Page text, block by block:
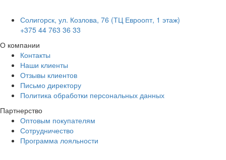
Солигорск, ул. Козлова, 76 (ТЦ Евроопт, 1 этаж)
+375 44 763 36 33
О компании
Контакты
Наши клиенты
Отзывы клиентов
Письмо директору
Политика обработки персональных данных
Партнерство
Оптовым покупателям
Сотрудничество
Программа лояльности